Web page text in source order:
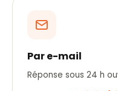
Par e-mail
Réponse sous 24 h